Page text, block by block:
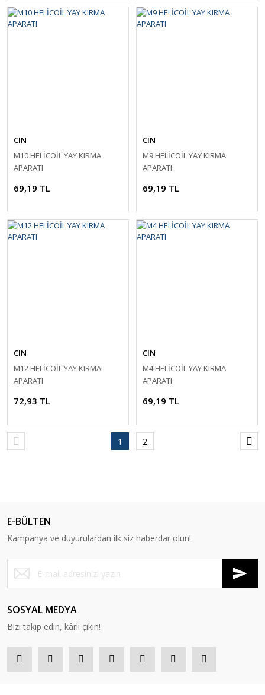
CIN
M10 HELİCOİL YAY KIRMA
APARATI
69,19 TL
CIN
M9 HELİCOİL YAY KIRMA
APARATI
69,19 TL
CIN
M12 HELİCOİL YAY KIRMA
APARATI
72,93 TL
CIN
M4 HELİCOİL YAY KIRMA
APARATI
69,19 TL
1 2
E-BÜLTEN
Kampanya ve duyurulardan ilk siz haberdar olun!
SOSYAL MEDYA
Bizi takip edin, kârlı çıkın!